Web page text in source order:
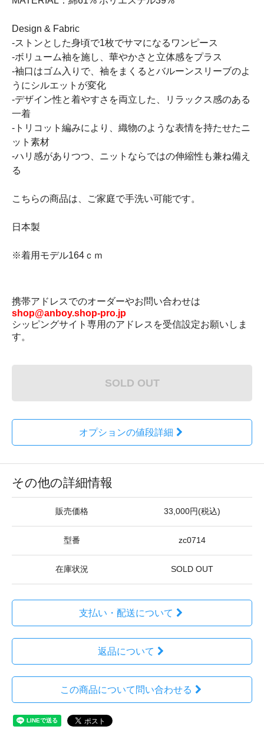
Design & Fabric
-ストンとした身頃で1枚でサマになるワンピース
-ボリューム袖を施し、華やかさと立体感をプラス
-袖口はゴム入りで、袖をまくるとバルーンスリーブのよ
うにシルエットが変化
-デザイン性と着やすさを両立した、リラックス感のある
一着
-トリコット編みにより、織物のような表情を持たせたニ
ット素材
-ハリ感がありつつ、ニットならではの伸縮性も兼ね備え
る
こちらの商品は、ご家庭で手洗い可能です。
日本製
※着用モデル164ｃｍ
携帯アドレスでのオーダーやお問い合わせは
shop@anboy.shop-pro.jp
シッピングサイト専用のアドレスを受信設定お願いしま
す。
SOLD OUT
オプションの値段詳細
その他の詳細情報
販売価格 33,000円(税込)
型番 zc0714
在庫状況 SOLD OUT
支払い・配送について
返品について
この商品について問い合わせる